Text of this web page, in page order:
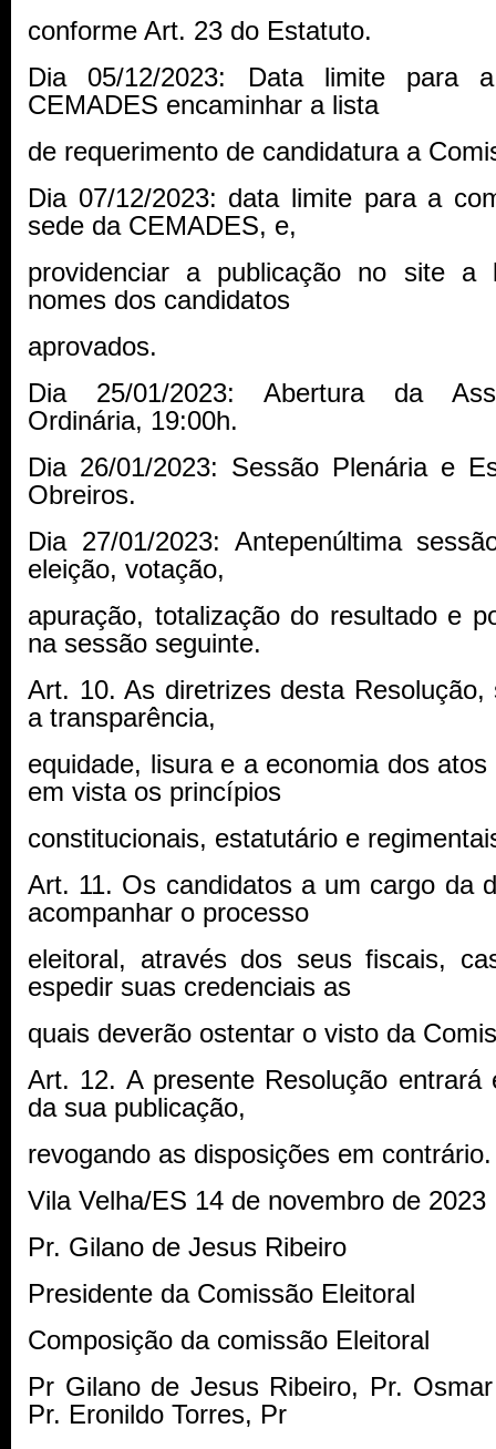
conforme Art. 23 do Estatuto.
Dia 05/12/2023: Data limite para
CEMADES encaminhar a lista
de requerimento de candidatura a
Dia 07/12/2023: data limite para a
sede da CEMADES, e,
providenciar a publicação no site a
nomes dos candidatos
aprovados.
Dia 25/01/2023: Abertura da
Ordinária, 19:00h.
Dia 26/01/2023: Sessão Plenária e
Obreiros.
Dia 27/01/2023: Antepenúltima
eleição, votação,
apuração, totalização do resultado e
na sessão seguinte.
Art. 10. As diretrizes desta Resolução,
a transparência,
equidade, lisura e a economia dos
em vista os princípios
constitucionais, estatutário e
Art. 11. Os candidatos a um cargo da
acompanhar o processo
eleitoral, através dos seus fiscais,
espedir suas credenciais as
quais deverão ostentar o visto da
Art. 12. A presente Resolução entrará
da sua publicação,
revogando as disposições em contrário.
Vila Velha/ES 14 de novembro de 2023
Pr. Gilano de Jesus Ribeiro
Presidente da Comissão Eleitoral
Composição da comissão Eleitoral
Pr Gilano de Jesus Ribeiro, Pr.
Pr. Eronildo Torres, Pr